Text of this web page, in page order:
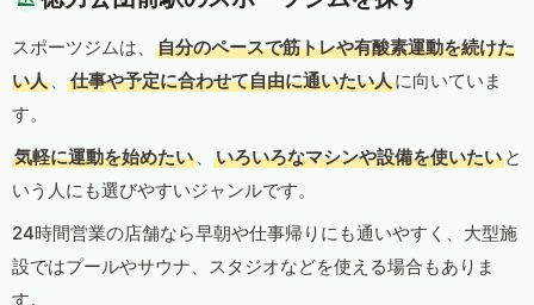
スポーツジムは、
自分のペースで筋トレや有酸素運動を続けた
い人 、 仕事や予定に合わせて自由に通いたい人に向いていま
す。
気軽に運動を始めたい 、 いろいろなマシンや設備を使いたい と
いう人にも選びやすいジャンルです。
24時間営業の店舗なら早朝や仕事帰りにも通いやすく、大型施
設ではプールやサウナ、スタジオなどを使える場合もありま
す。